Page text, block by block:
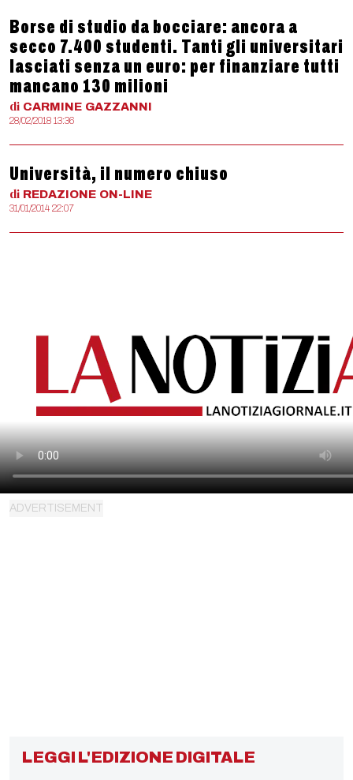
Borse di studio da bocciare: ancora a
secco 7.400 studenti. Tanti gli universitari
lasciati senza un euro: per finanziare tutti
mancano 130 milioni
di CARMINE GAZZANNI
28/02/2018 13:36
Università, il numero chiuso
di REDAZIONE ON-LINE
31/01/2014 22:07
LEGGI L'EDIZIONE DIGITALE